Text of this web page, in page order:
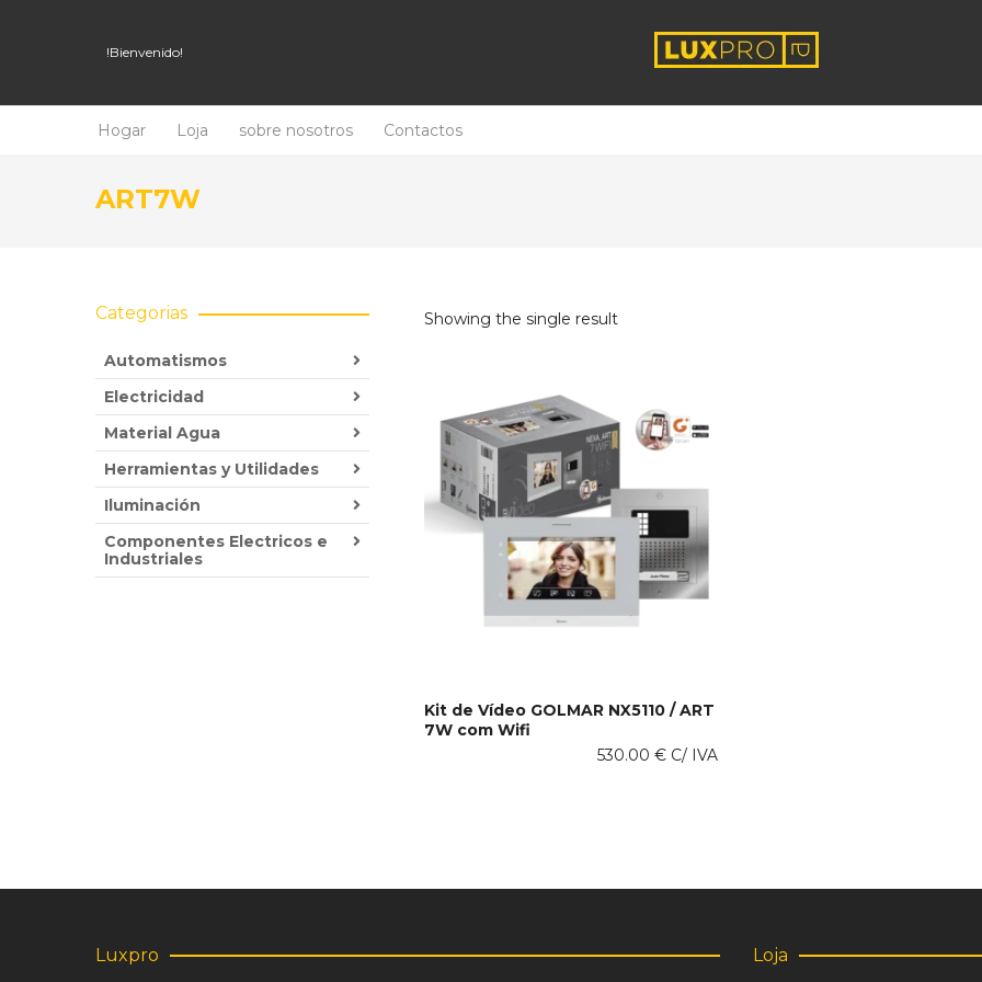
!Bienvenido!
Hogar Loja sobre nosotros Contactos
ART7W
Showing the single result
Kit de Vídeo GOLMAR NX5110 / ART
7W com Wifi
530.00 €C/ IVA
Categorias
Automatismos
Electricidad
Material Agua
Herramientas y Utilidades
Iluminación
Componentes Electricos e
Industriales
Luxpro Loja